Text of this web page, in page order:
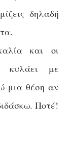
δηλαδή
και οι
κυλάει με
μια θέση αν
Ποτέ!